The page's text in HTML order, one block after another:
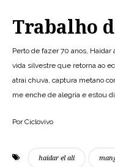
Trabalho
Perto de fazer 70 anos,
vida silvestre que retorna ao
atrai chuva, captura metano
me enche de alegria e estou
Por Ciclovivo
haidar el ali